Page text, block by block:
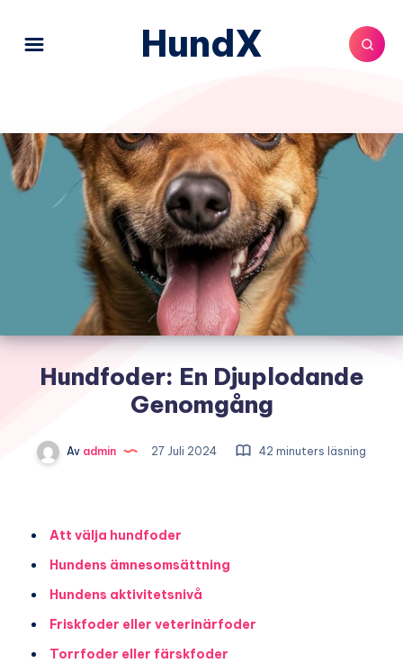
HundX
Hundfoder: En Djuplodande
Genomgång
Av admin 27 Juli 2024 42 minuters läsning
Att välja hundfoder
Hundens ämnesomsättning
Hundens aktivitetsnivå
Friskfoder eller veterinärfoder
Torrfoder eller färskfoder